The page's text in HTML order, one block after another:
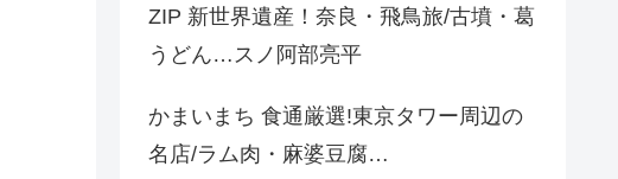
ZIP 新世界遺産！奈良・飛鳥旅/古墳・葛
うどん…スノ阿部亮平
かまいまち 食通厳選!東京タワー周辺の
名店/ラム肉・麻婆豆腐…